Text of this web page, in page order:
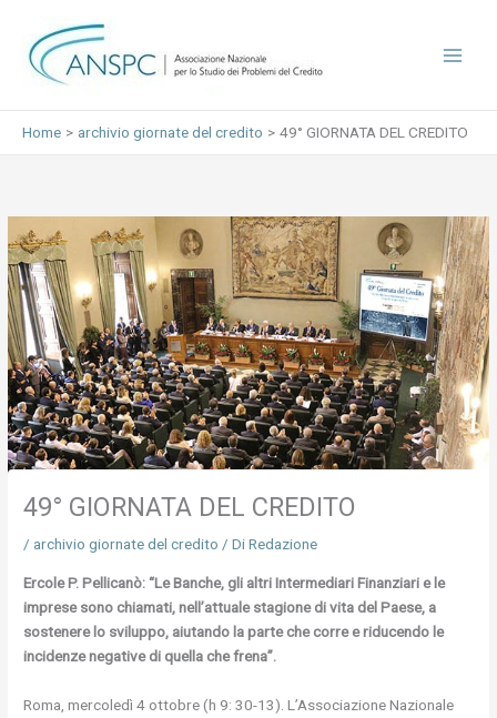
contenuto
Home archivio giornate del credito 49° GIORNATA DEL CREDITO
49° GIORNATA DEL CREDITO
/ archivio giornate del credito / DiRedazione
Ercole P. Pellicanò: “Le Banche, gli altri Intermediari Finanziari e le
imprese sono chiamati, nell’attuale stagione di vita del Paese, a
sostenere lo sviluppo, aiutando la parte che corre e riducendo le
incidenze negative di quella che frena”.
Roma, mercoledì 4 ottobre (h 9: 30-13). L’Associazione Nazionale